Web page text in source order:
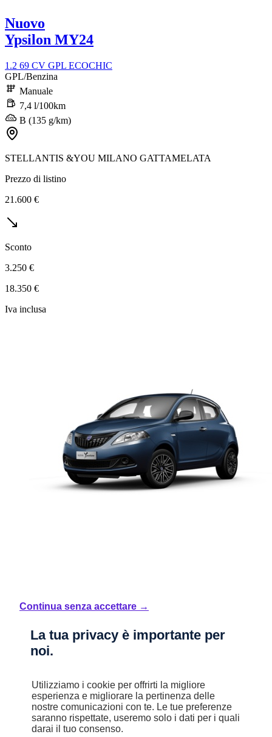
Nuovo
Ypsilon MY24
1.2 69 CV GPL ECOCHIC
GPL/Benzina
Manuale
7,4 l/100km
B (135 g/km)
STELLANTIS &YOU MILANO GATTAMELATA
Prezzo di listino
21.600 €
Sconto
3.250 €
18.350 €
Iva inclusa
Ypsilon MY24
1.0 FireFly 70 CV Start&Stop Hybrid ORO
Mild Hybrid
Manuale
B (116 g/km)
STELLANTIS &YOU MILANO GATTAMELATA
Continua senza accettare →
La tua privacy è importante per
noi.
Utilizziamo i cookie per offrirti la migliore
esperienza e migliorare la pertinenza delle
nostre comunicazioni con te. Le tue preferenze
saranno rispettate, useremo solo i dati per i quali
darai il tuo consenso.